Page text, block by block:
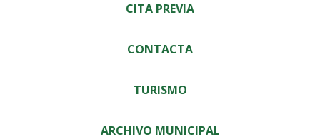
CITA PREVIA
CONTACTA
TURISMO
ARCHIVO MUNICIPAL